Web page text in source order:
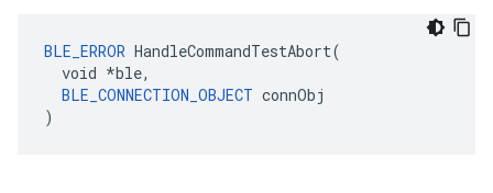
BLE_ERROR HandleCommandTestAbort(
  void *ble,
BLE_CONNECTION_OBJECT connObj
)